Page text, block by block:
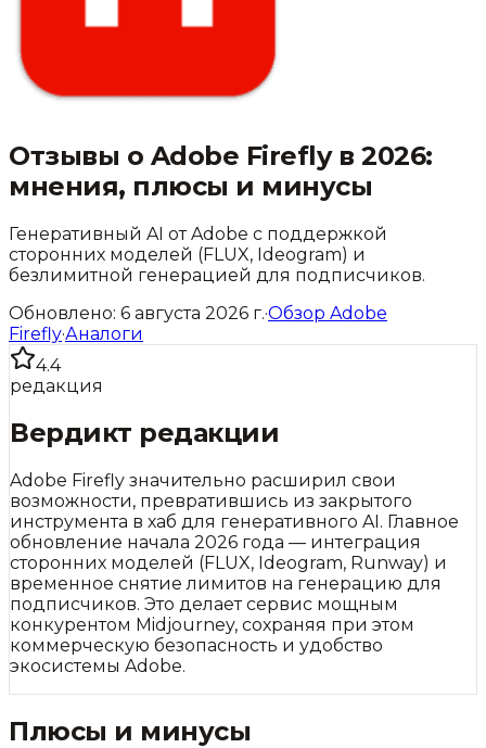
Отзывы о Adobe Fireflyв 2026:
мнения, плюсы и минусы
Генеративный AI от Adobe с поддержкой
сторонних моделей (FLUX, Ideogram) и
безлимитной генерацией для подписчиков.
Обновлено: 6 августа 2026 г.·Обзор Adobe
Firefly·Аналоги
4.4
редакция
Вердикт редакции
Adobe Firefly значительно расширил свои
возможности, превратившись из закрытого
инструмента в хаб для генеративного AI. Главное
обновление начала 2026 года — интеграция
сторонних моделей (FLUX, Ideogram, Runway) и
временное снятие лимитов на генерацию для
подписчиков. Это делает сервис мощным
конкурентом Midjourney, сохраняя при этом
коммерческую безопасность и удобство
экосистемы Adobe.
Плюсы и минусы